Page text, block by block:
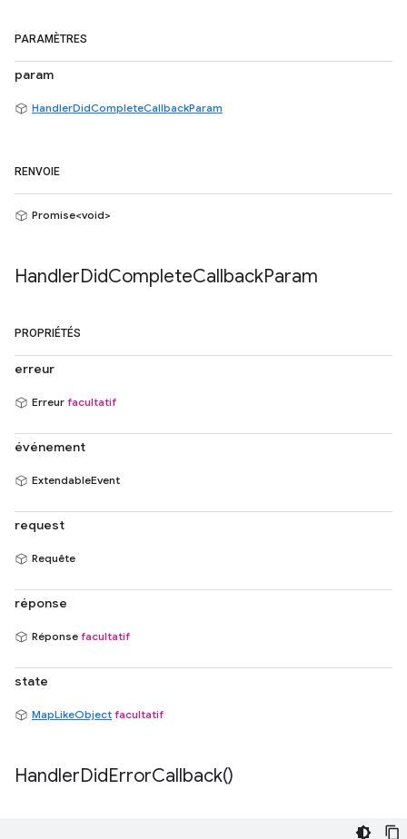
PARAMÈTRES
param
HandlerDidCompleteCallbackParam
RENVOIE
Promise<void>
HandlerDidCompleteCallbackParam
PROPRIÉTÉS
erreur
Erreur facultatif
événement
ExtendableEvent
request
Requête
réponse
Réponse facultatif
state
MapLikeObject facultatif
HandlerDidErrorCallback()